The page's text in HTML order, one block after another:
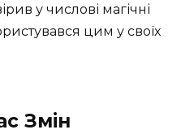
у числові магічні
цим у своїх
Змін